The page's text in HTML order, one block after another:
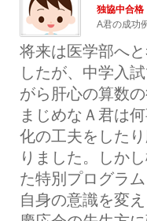
独協中合格
A君の成功
将来は医学部へ
したが、中学入
がら肝心の算数
まじめなＡ君は
化の工夫をした
りました。しか
た特別プログラ
自身の意識を変